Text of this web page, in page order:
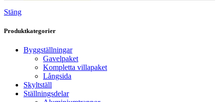
Stäng
Produktkategorier
Byggställningar
Gavelpaket
Kompletta villapaket
Långsida
Skyltställ
Ställningsdelar